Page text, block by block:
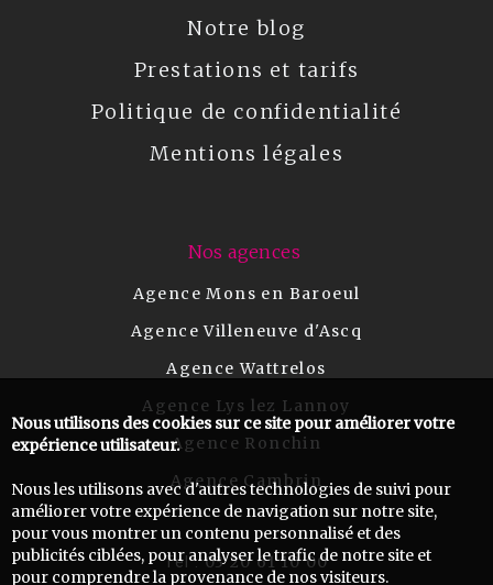
Notre blog
Prestations et tarifs
Politique de confidentialité
Mentions légales
Nos agences
Agence Mons en Baroeul
Agence Villeneuve d'Ascq
Agence Wattrelos
Agence Lys lez Lannoy
Agence Ronchin
Agence Cambrin
Tel :03 20 61 10 00
Nous utilisons des cookies sur ce site pour améliorer votre
expérience utilisateur.
Nous les utilisons avec d'autres technologies de suivi pour
améliorer votre expérience de navigation sur notre site,
pour vous montrer un contenu personnalisé et des
publicités ciblées, pour analyser le trafic de notre site et
pour comprendre la provenance de nos visiteurs.